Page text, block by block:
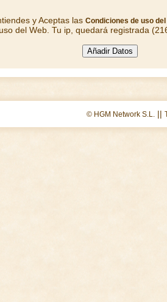
y Aceptas las Condiciones de uso del
uso del Web. Tu ip, quedará registrada
© HGM Network S.L. ||